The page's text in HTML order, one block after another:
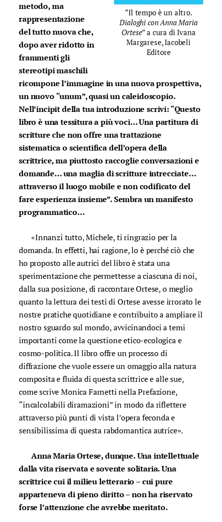
“Il tempo è un altro.
Dialoghi con Anna Maria
Ortese”a cura di Ivana
Margarese, Iacobeli
Editore
metodo, ma
rappresentazione
del tutto nuova che,
dopo aver ridotto in
frammenti gli
stereotipi maschili
ricompone l’immagine in una nuova prospettiva,
un nuovo “unum”, quasi un caleidoscopio.
Nell’incipit della tua introduzione scrivi: “Questo
libro è una tessitura a più voci… Una partitura di
scritture che non offre una trattazione
sistematica o scientifica dell’opera della
scrittrice, ma piuttosto raccoglie conversazioni e
domande… una maglia di scritture intrecciate…
attraverso il luogo mobile e non codificato del
fare esperienza insieme”. Sembra un manifesto
programmatico…
«Innanzi tutto, Michele, ti ringrazio per la
domanda. In effetti, hai ragione, lo è perché ciò che
ho proposto alle autrici del libro è stata una
sperimentazione che permettesse a ciascuna di noi,
dalla sua posizione, di raccontare Ortese, o meglio
quanto la lettura dei testi di Ortese avesse irrorato le
nostre pratiche quotidiane e contribuito a ampliare il
nostro sguardo sul mondo, avvicinandoci a temi
importanti come la questione etico-ecologica e
cosmo-politica. Il libro offre un processo di
diffrazione che vuole essere un omaggio alla natura
composita e fluida di questa scrittrice e alle sue,
come scrive Monica Farnetti nella Prefazione,
“incalcolabili diramazioni” in modo da riflettere
attraverso più punti di vista l’opera feconda e
sensibilissima di questa rabdomantica autrice».
Anna Maria Ortese, dunque. Una intellettuale
dalla vita riservata e sovente solitaria. Una
scrittrice cui il milieu letterario – cui pure
apparteneva di pieno diritto – non ha riservato
forse l’attenzione che avrebbe meritato.